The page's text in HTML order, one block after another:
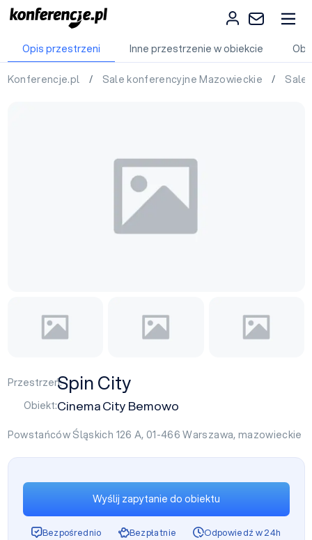
Opis przestrzeni Inne przestrzenie w obiekcie
Konferencje.pl / Sale konferencyjne Mazowieckie / Sale
Przestrzeń:Spin City
Obiekt:Cinema City Bemowo
Powstańców Śląskich 126 A, 01-466Warszawa, mazowieckie
Wyślij zapytanie do obiektu
Bezpośrednio Bezpłatnie Odpowiedź w 24h